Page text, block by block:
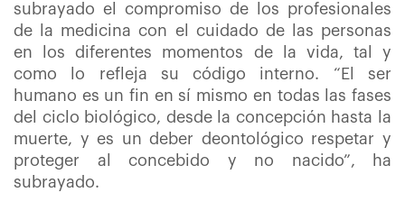
subrayado el compromiso de los profesionales
de la medicina con el cuidado de las personas
en los diferentes momentos de la vida, tal y
como lo refleja su código interno. “El ser
humano es un fin en sí mismo en todas las fases
del ciclo biológico, desde la concepción hasta la
muerte, y es un deber deontológico respetar y
proteger al concebido y no nacido”, ha
subrayado.